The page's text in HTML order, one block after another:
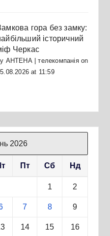
гора без замку:
історичний
Черкас
АНТЕНА | телекомпаніяon
at 11:59
2026
Пт Сб Нд
1 2
7 8 9
14 15 16